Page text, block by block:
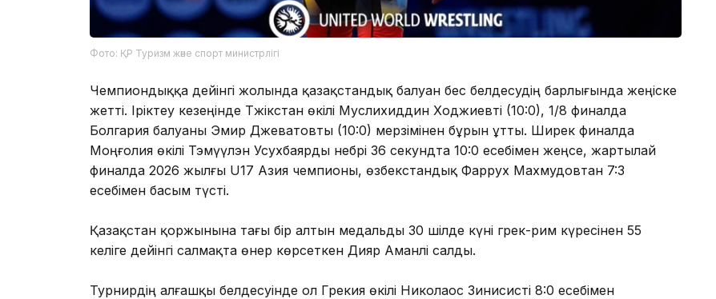
Фото: ҚР Туризм және спорт министрлігі
Чемпиондыққа дейінгі жолында қазақстандық балуан бес белдесудің барлығында жеңіске
жетті. Іріктеу кезеңінде Тәжікстан өкілі Муслихиддин Ходжиевті (10:0), 1/8 финалда
Болгария балуаны Эмир Джеватовты (10:0) мерзімінен бұрын ұтты. Ширек финалда
Моңғолия өкілі Тэмүүлэн Усухбаярды небәрі 36 секундта 10:0 есебімен жеңсе, жартылай
финалда 2026 жылғы U17 Азия чемпионы, өзбекстандық Фаррух Махмудовтан 7:3
есебімен басым түсті.
Қазақстан қоржынына тағы бір алтын медальды 30 шілде күні грек-рим күресінен 55
келіге дейінгі салмақта өнер көрсеткен Дияр Аманәлі салды.
Турнирдің алғашқы белдесуінде ол Грекия өкілі Николаос Зинисисті 8:0 есебімен